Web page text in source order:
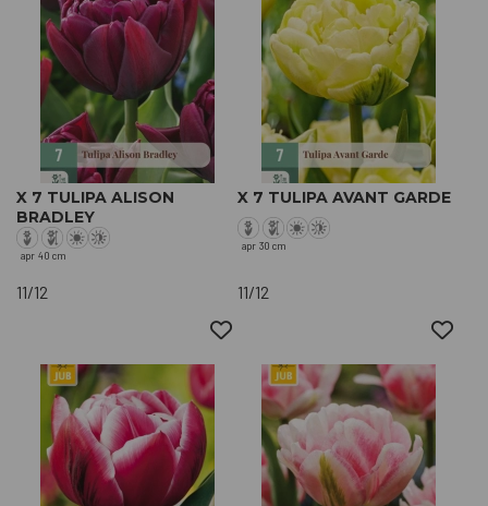
X 7 TULIPA ALISON
BRADLEY
apr 40 cm
11/12
X 7 TULIPA AVANT GARDE
apr 30 cm
11/12